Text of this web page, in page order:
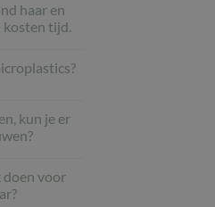
haar en
tijd.
kun je er
doen voor